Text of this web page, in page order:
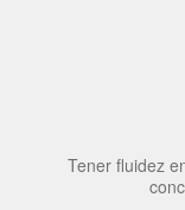
Tener fluidez